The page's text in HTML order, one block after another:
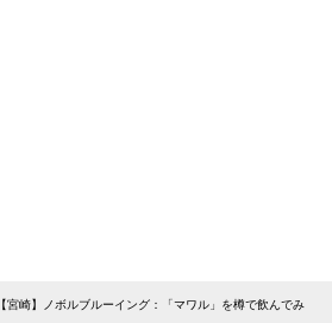
【宮崎】ノボルブルーイング：「マワル」を樽で飲んでみ